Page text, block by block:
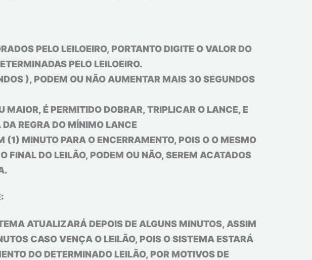
PELO LEILOEIRO, PORTANTO DIGITE O VALOR DO
PELO LEILOEIRO.
), PODEM OU NÃO AUMENTAR MAIS 30 SEGUNDOS
É PERMITIDO DOBRAR, TRIPLICAR O LANCE, E
REGRA DO MÍNIMO LANCE
MINUTO PARA O ENCERRAMENTO, POIS O O MESMO
DO LEILÃO, PODEM OU NÃO, SEREM ACATADOS
ATUALIZARÁ DEPOIS DE ALGUNS MINUTOS, ASSIM
CASO VENÇA O LEILÃO, POIS O SISTEMA ESTARÁ
DO DETERMINADO LEILÃO, POR MOTIVOS DE